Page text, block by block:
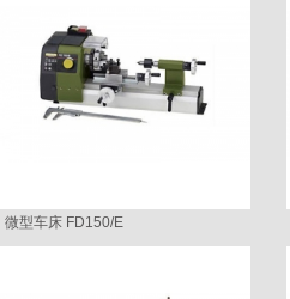
微型车床 FD150/E